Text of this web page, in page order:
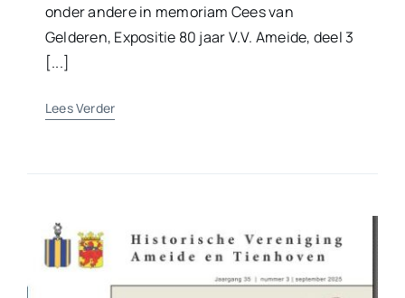
onder andere in memoriam Cees van
Gelderen, Expositie 80 jaar V.V. Ameide, deel 3
[...]
Lees Verder